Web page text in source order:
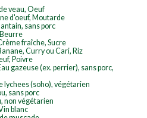
veau, Oeuf
d'oeuf, Moutarde
sans porc
fraîche, Sucre
Curry ou Cari, Riz
Poivre
gazeuse (ex. perrier), sans porc,
lychees (soho), végétarien
sans porc
non végétarien
blanc